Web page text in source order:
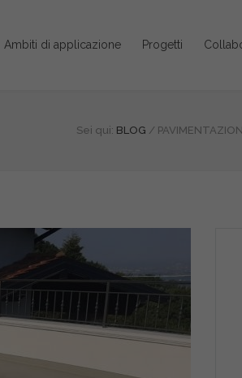
Ambiti di applicazione Progetti
Sei qui: BLOG /